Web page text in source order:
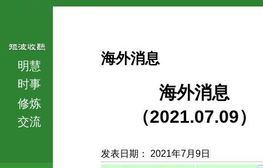
明慧
时事
修炼
交流
海外消息
海外消息
（2021.07.09）
发表日期： 2021年7月9日